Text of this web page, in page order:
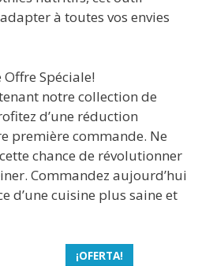
à toutes vos envies
Offre Spéciale!
notre collection de
d’une réduction
première commande. Ne
chance de révolutionner
Commandez aujourd’hui
d’une cuisine plus saine et
¡OFERTA!